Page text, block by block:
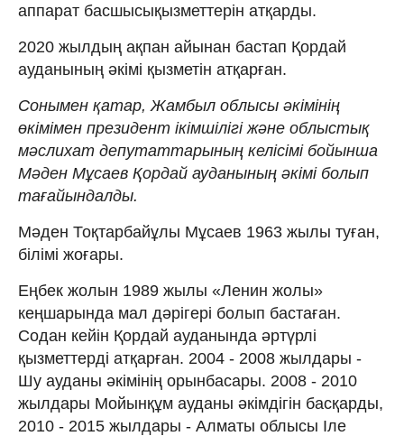
аппарат басшысықызметтерін атқарды.
2020 жылдың ақпан айынан бастап Қордай
ауданының әкімі қызметін атқарған.
Сонымен қатар, Жамбыл облысы әкімінің
өкімімен президент ікімшілігі және облыстық
мәслихат депутаттарының келісімі бойынша
Мәден Мұсаев Қордай ауданының әкімі болып
тағайындалды.
Мәден Тоқтарбайұлы Мұсаев 1963 жылы туған,
білімі жоғары.
Еңбек жолын 1989 жылы «Ленин жолы»
кеңшарында мал дәрігері болып бастаған.
Содан кейін Қордай ауданында әртүрлі
қызметтерді атқарған. 2004 - 2008 жылдары -
Шу ауданы әкімінің орынбасары. 2008 - 2010
жылдары Мойынқұм ауданы әкімдігін басқарды,
2010 - 2015 жылдары - Алматы облысы Іле